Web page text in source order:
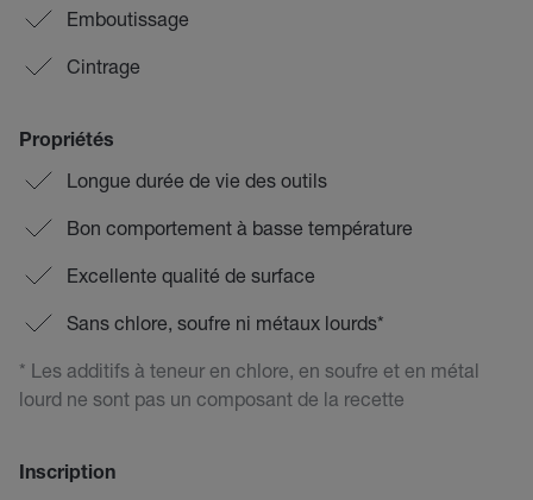
Emboutissage
Cintrage
Propriétés
Longue durée de vie des outils
Bon comportement à basse température
Excellente qualité de surface
Sans chlore, soufre ni métaux lourds*
* Les additifs à teneur en chlore, en soufre et en métal
lourd ne sont pas un composant de la recette
Inscription